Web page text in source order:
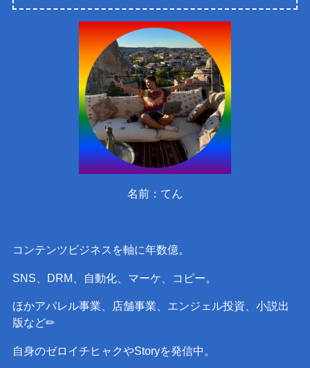
名前：てん
コンテンツビジネスを軸に年数億。
SNS、DRM、自動化、マーケ、コピー。
ほかアパレル事業、店舗事業、エンジェル投資、小説出
版など✏︎
自身のゼロイチヒャクやStoryを発信中。